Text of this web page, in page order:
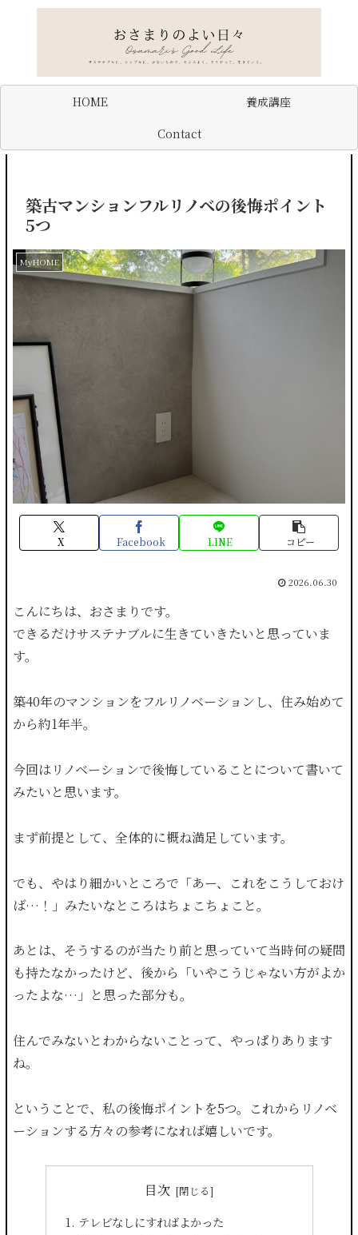
HOME
養成講座
Contact
築古マンションフルリノベの後悔ポイント
5つ
MyHOME
X Facebook LINE コピー
2026.06.30
こんにちは、おさまりです。
できるだけサステナブルに生きていきたいと思っていま
す。
築40年のマンションをフルリノベーションし、住み始めて
から約1年半。
今回はリノベーションで後悔していることについて書いて
みたいと思います。
まず前提として、全体的に概ね満足しています。
でも、やはり細かいところで「あー、これをこうしておけ
ば…！」みたいなところはちょこちょこと。
あとは、そうするのが当たり前と思っていて当時何の疑問
も持たなかったけど、後から「いやこうじゃない方がよか
ったよな…」と思った部分も。
住んでみないとわからないことって、やっぱりあります
ね。
ということで、私の後悔ポイントを5つ。これからリノベ
ーションする方々の参考になれば嬉しいです。
目次
テレビなしにすればよかった